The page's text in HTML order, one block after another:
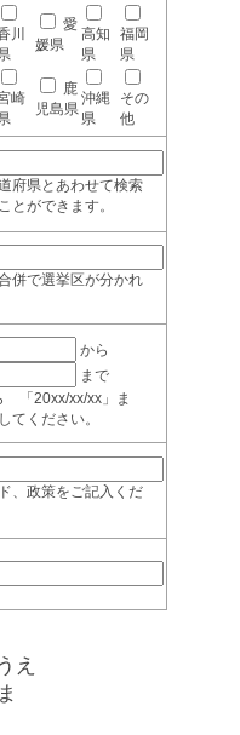
川
愛
媛県
高知
県
福岡
県
崎
鹿
児島県
沖縄
県
その
他
府県とあわせて検索
とができます。
併で選挙区が分かれ
から
まで
「20xx/xx/xx」ま
ください。
、政策をご記入くだ
え